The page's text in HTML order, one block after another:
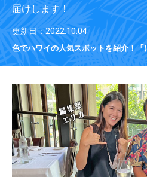
届けします！
更新日：2022.10.04
色でハワイの人気スポットを紹介！